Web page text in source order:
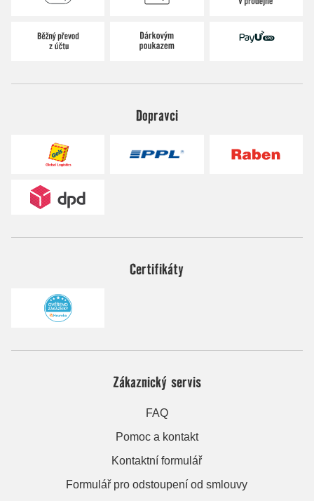
Dopravci
Certifikáty
Zákaznický servis
FAQ
Pomoc a kontakt
Kontaktní formulář
Formulář pro odstoupení od smlouvy